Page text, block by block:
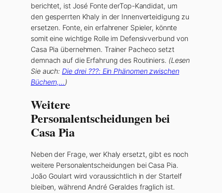
berichtet, ist José Fonte derTop-Kandidat, um
den gesperrten Khaly in der Innenverteidigung zu
ersetzen. Fonte, ein erfahrener Spieler, könnte
somit eine wichtige Rolle im Defensivverbund von
Casa Pia übernehmen. Trainer Pacheco setzt
demnach auf die Erfahrung des Routiniers. (Lesen
Sie auch:Die drei ???: Ein Phänomen zwischen
Büchern,…)
Weitere
Personalentscheidungen bei
Casa Pia
Neben der Frage, wer Khaly ersetzt, gibt es noch
weitere Personalentscheidungen bei Casa Pia.
João Goulart wird voraussichtlich in der Startelf
bleiben, während André Geraldes fraglich ist.